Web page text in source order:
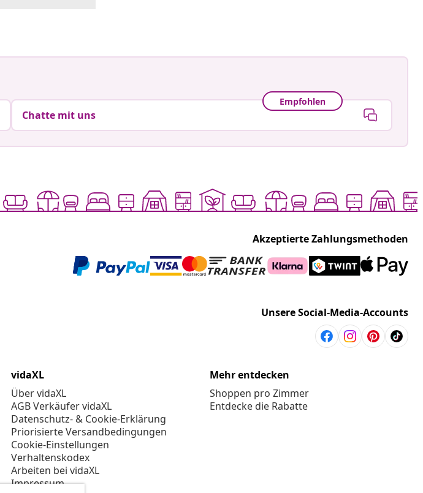
Empfohlen
Chatte mit uns
Akzeptierte Zahlungsmethoden
Unsere Social-Media-Accounts
vidaXL
Über vidaXL
AGB Verkäufer vidaXL
Datenschutz- & Cookie-Erklärung
Priorisierte Versandbedingungen
Cookie-Einstellungen
Verhaltenskodex
Arbeiten bei vidaXL
Impressum
Mehr entdecken
Shoppen pro Zimmer
Entdecke die Rabatte